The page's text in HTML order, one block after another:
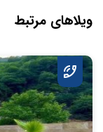
ویلاهای مرتبط